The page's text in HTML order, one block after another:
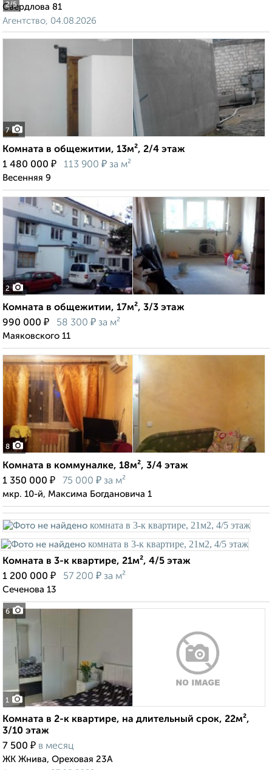
2/5
Свердлова 81
Агентство, 04.08.2026
7
Комната в общежитии, 13м², 2/4 этаж
1 480 000 ₽ 113 900 ₽ за м²
Весенняя 9
2
Комната в общежитии, 17м², 3/3 этаж
990 000 ₽ 58 300 ₽ за м²
Маяковского 11
8
Комната в коммуналке, 18м², 3/4 этаж
1 350 000 ₽ 75 000 ₽ за м²
мкр. 10-й, Максима Богдановича 1
6
Комната в 3-к квартире, 21м², 4/5 этаж
1 200 000 ₽ 57 200 ₽ за м²
Сеченова 13
1
Комната в 2-к квартире, на длительный срок, 22м²,
3/10 этаж
7 500 ₽ в месяц
ЖК Жнива, Ореховая 23А